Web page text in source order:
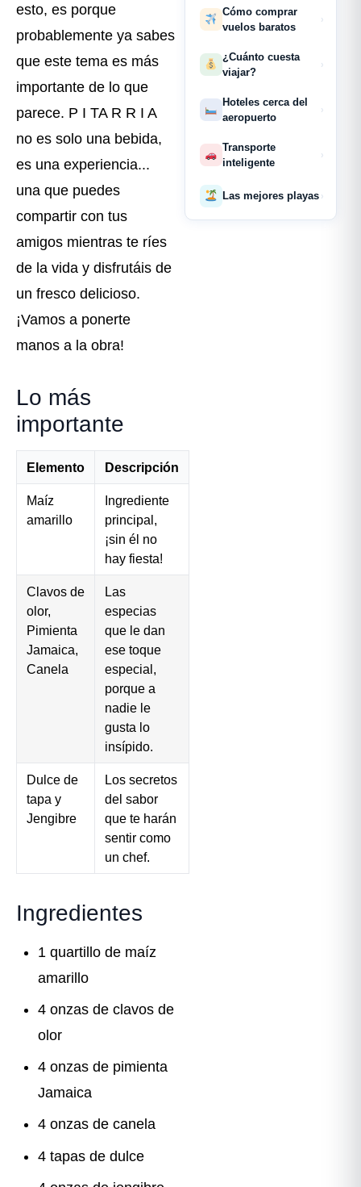
esto, es porque
probablemente ya sabes
que este tema es más
importante de lo que
parece. P I TA R R I A
no es solo una bebida,
es una experiencia...
una que puedes
compartir con tus
amigos mientras te ríes
de la vida y disfrutáis de
un fresco delicioso.
¡Vamos a ponerte
manos a la obra!
Lo más
importante
Elemento Descripción
Maíz
amarillo
Ingrediente
principal,
¡sin él no
hay fiesta!
Clavos de
olor,
Pimienta
Jamaica,
Canela
Las
especias
que le dan
ese toque
especial,
porque a
nadie le
gusta lo
insípido.
Dulce de
tapa y
Jengibre
Los secretos
del sabor
que te harán
sentir como
un chef.
Ingredientes
1 quartillo de maíz
amarillo
4 onzas de clavos de
olor
4 onzas de pimienta
Jamaica
4 onzas de canela
4 tapas de dulce
Cómo comprar
vuelos baratos
›
¿Cuánto cuesta
viajar?
›
Hoteles cerca del
aeropuerto
›
Transporte
inteligente
›
Las mejores playas ›